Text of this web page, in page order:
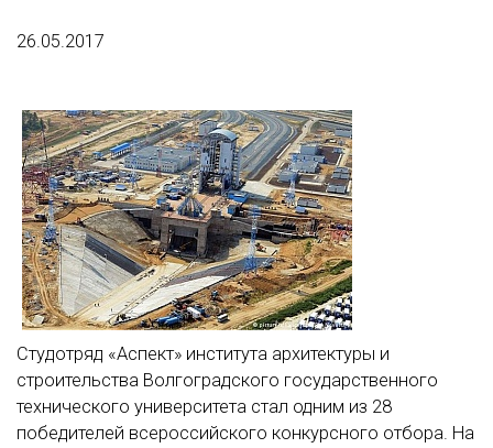
26.05.2017
Студотряд «Аспект» института архитектуры и
строительства Волгоградского государственного
технического университета стал одним из 28
победителей всероссийского конкурсного отбора. На